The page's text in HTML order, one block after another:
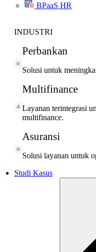
BPaaS HR
INDUSTRI
Perbankan
Solusi untuk
Multifinance
Layanan terintegrasi
multifinance.
Asuransi
Solusi layanan untuk
Studi Kasus